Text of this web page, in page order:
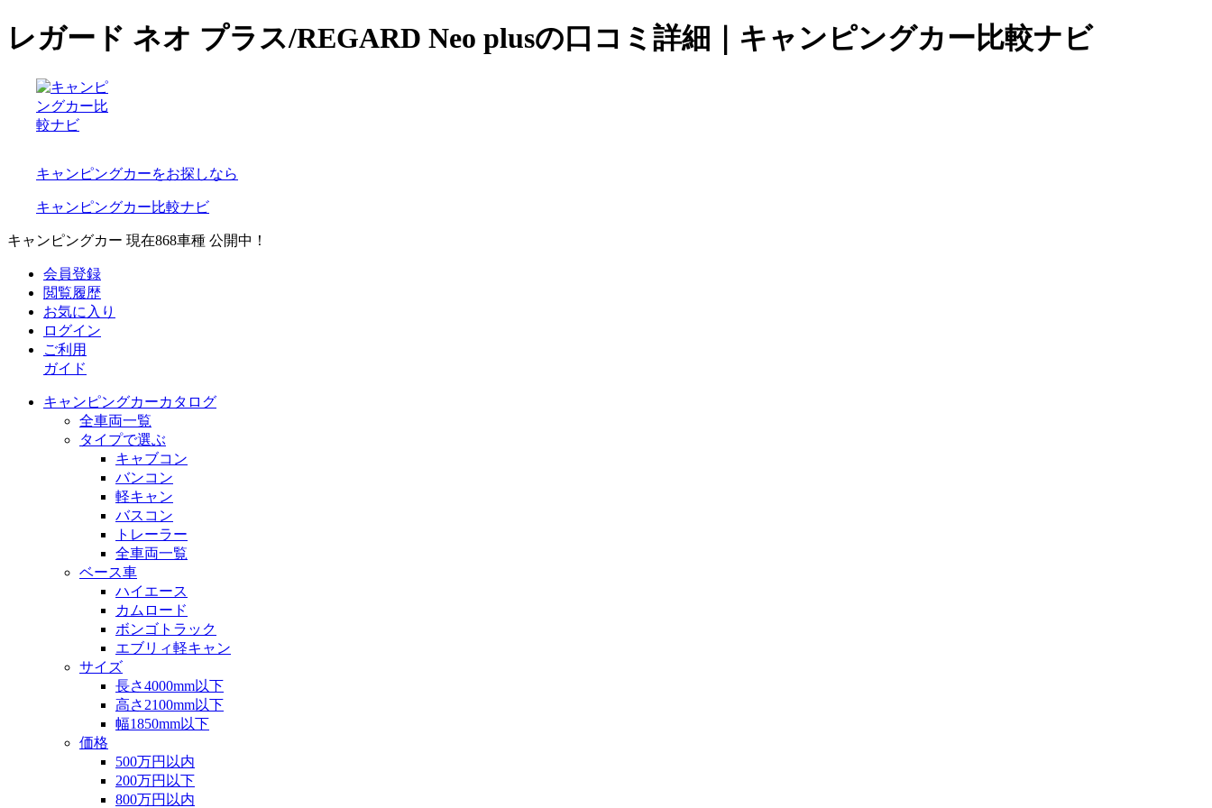
レガード ネオ プラス/REGARD Neo plusの口コミ詳細｜キャンピングカー比較ナビ
キャンピングカーをお探しなら
キャンピングカー比較ナビ
キャンピングカー 現在868車種 公開中！
会員登録
閲覧履歴
お気に入り
ログイン
ご利用
ガイド
キャンピングカーカタログ
全車両一覧
タイプで選ぶ
キャブコン
バンコン
軽キャン
バスコン
トレーラー
全車両一覧
ベース車
ハイエース
カムロード
ボンゴトラック
エブリィ軽キャン
サイズ
長さ4000mm以下
高さ2100mm以下
幅1850mm以下
価格
500万円以内
200万円以下
800万円以内